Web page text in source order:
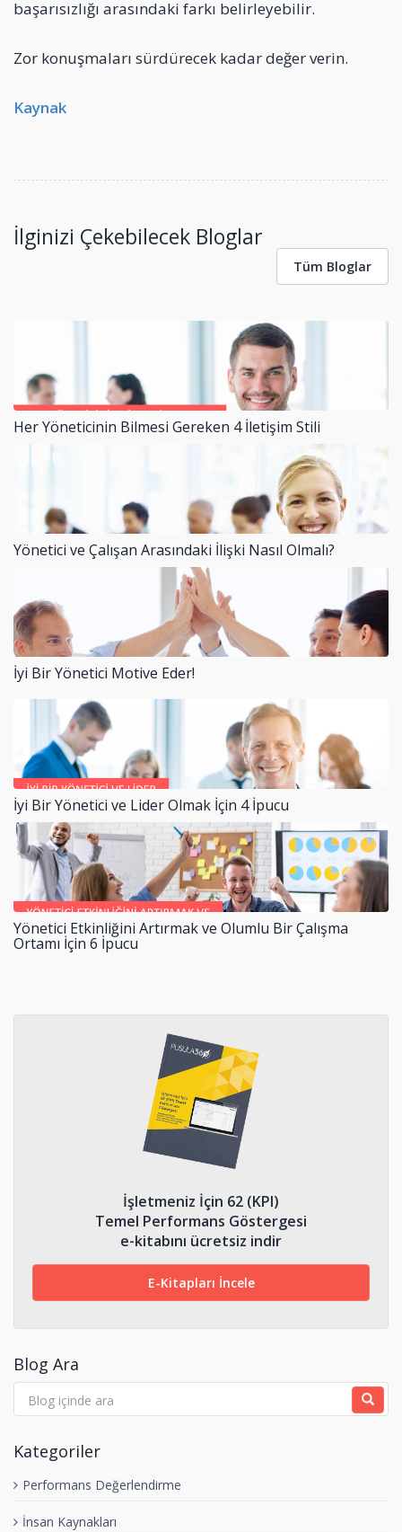
başarısızlığı arasındaki farkı belirleyebilir.
Zor konuşmaları sürdürecek kadar değer verin.
Kaynak
İlginizi Çekebilecek Bloglar
Tüm Bloglar
Her Yöneticinin Bilmesi Gereken 4 İletişim Stili
Yönetici ve Çalışan Arasındaki İlişki Nasıl Olmalı?
İyi Bir Yönetici Motive Eder!
İyi Bir Yönetici ve Lider Olmak İçin 4 İpucu
Yönetici Etkinliğini Artırmak ve Olumlu Bir Çalışma
Ortamı İçin 6 İpucu
İşletmeniz İçin 62 (KPI)
Temel Performans Göstergesi
e-kitabını ücretsiz indir
E-Kitapları İncele
Blog Ara
Kategoriler
Performans Değerlendirme
İnsan Kaynakları